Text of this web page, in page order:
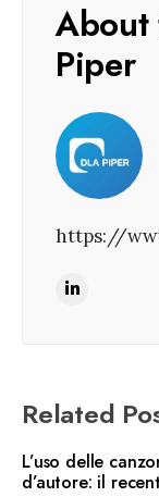
About
Piper
https://
Related
L’uso delle
d’autore: il